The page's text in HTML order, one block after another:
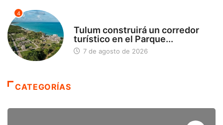
4
Tulum construirá un corredor
turístico en el Parque...
7 de agosto de 2026
CATEGORÍAS